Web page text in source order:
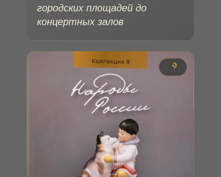
городских площадей до
концертных залов
№ 9